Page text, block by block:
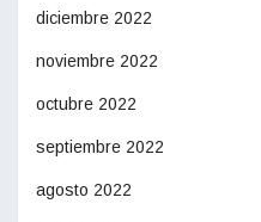
diciembre 2022
noviembre 2022
octubre 2022
septiembre 2022
agosto 2022